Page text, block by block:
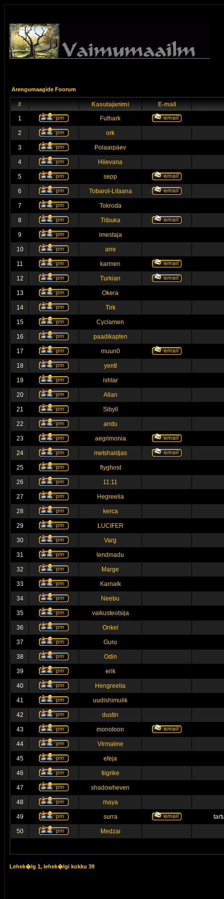
Arengumaagide Foorum
# Kasutajanimi
E-mail
1
Futhark
2 ork
3 Polaarpäev
4 Hiievana
5 sepp
6 Tobarot-Litaana
7 Tokroda
8 Tiibuka
9 imestaja
10 arre
11 karmen
12 Turkian
13 Okera
14 Tirk
15 Cyclamen
16 paadikapten
17 muun0
18 yentl
19 ishtar
20 Allan
21 Sibyll
22 andu
23 aegrimonia
24 metshaldjas
25 flyghost
26 11:11
27 Hegreelia
28 kerca
29 LUCIFER
30 Varg
31 lendmadu
32 Marge
33 Karnalk
34 Neebu
35 vaikusteotsija
36 Onkel
37 Guru
38 Odin
39 erik
40 Hengreelia
41 uudishimulik
42 dustin
43 monotoon
44 Virmaline
45 efeja
46 tiigrike
47 shadowheven
48 maya
49 surra
50 Medzai
Lehek�lg 1, lehek�lgi kokku 39